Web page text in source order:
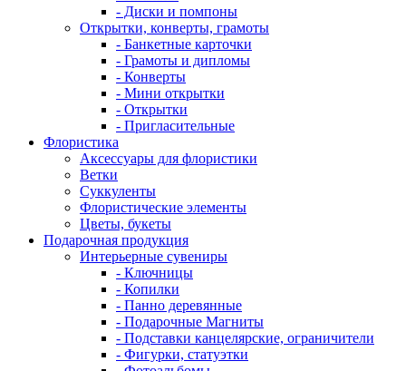
- Диски и помпоны
Открытки, конверты, грамоты
- Банкетные карточки
- Грамоты и дипломы
- Конверты
- Мини открытки
- Открытки
- Пригласительные
Флористика
Аксессуары для флористики
Ветки
Суккуленты
Флористические элементы
Цветы, букеты
Подарочная продукция
Интерьерные сувениры
- Ключницы
- Копилки
- Панно деревянные
- Подарочные Магниты
- Подставки канцелярские, ограничители
- Фигурки, статуэтки